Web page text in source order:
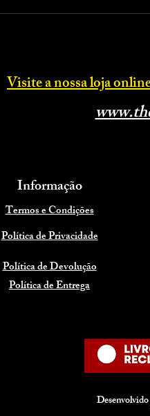
Visite a nossa loja
Informação
Termos e Condições
Política de Privacidade
Política de Devolução
Política de Entrega